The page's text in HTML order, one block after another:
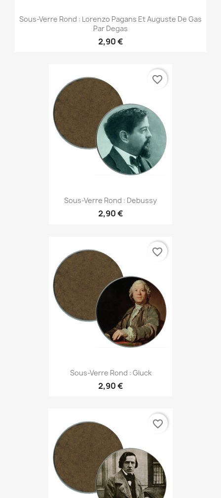
Sous-Verre Rond : Lorenzo Pagans Et Auguste De Gas
Par Degas
2,90 €
Sous-Verre Rond : Debussy
2,90 €
favorite_border
Sous-Verre Rond : Gluck
2,90 €
favorite_border
favorite_border